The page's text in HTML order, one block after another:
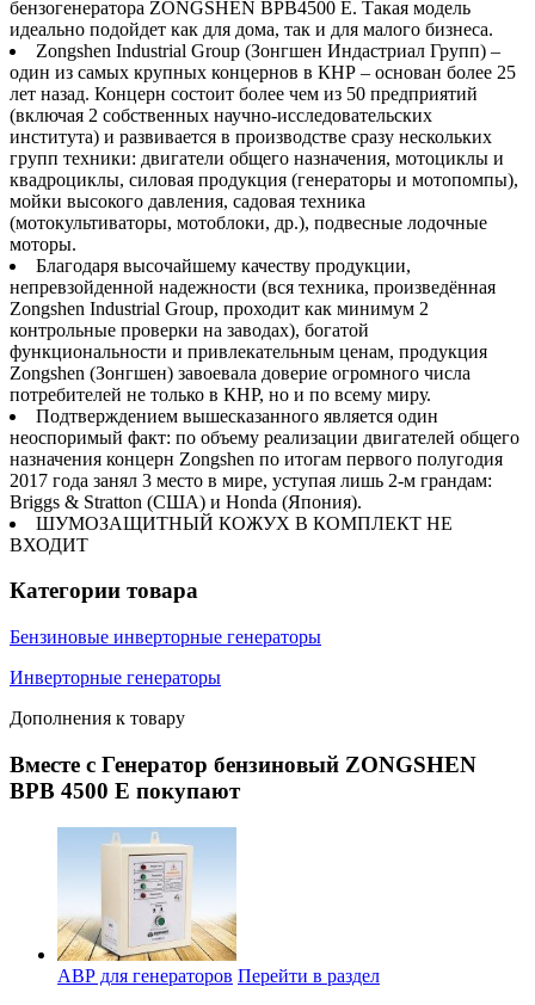
бензогенератора ZONGSHEN BPB4500 E. Такая модель
идеально подойдет как для дома, так и для малого бизнеса.
Zongshen Industrial Group (Зонгшен Индастриал Групп) –
один из самых крупных концернов в КНР – основан более 25
лет назад. Концерн состоит более чем из 50 предприятий
(включая 2 собственных научно-исследовательских
института) и развивается в производстве сразу нескольких
групп техники: двигатели общего назначения, мотоциклы и
квадроциклы, силовая продукция (генераторы и мотопомпы),
мойки высокого давления, садовая техника
(мотокультиваторы, мотоблоки, др.), подвесные лодочные
моторы.
Благодаря высочайшему качеству продукции,
непревзойденной надежности (вся техника, произведённая
Zongshen Industrial Group, проходит как минимум 2
контрольные проверки на заводах), богатой
функциональности и привлекательным ценам, продукция
Zongshen (Зонгшен) завоевала доверие огромного числа
потребителей не только в КНР, но и по всему миру.
Подтверждением вышесказанного является один
неоспоримый факт: по объему реализации двигателей общего
назначения концерн Zongshen по итогам первого полугодия
2017 года занял 3 место в мире, уступая лишь 2-м грандам:
Briggs & Stratton (США) и Honda (Япония).
ШУМОЗАЩИТНЫЙ КОЖУХ В КОМПЛЕКТ НЕ
ВХОДИТ
Категории товара
Бензиновые инверторные генераторы
Инверторные генераторы
Дополнения к товару
Вместе с Генератор бензиновый ZONGSHEN
BPB 4500 E покупают
АВР для генераторов Перейти в раздел